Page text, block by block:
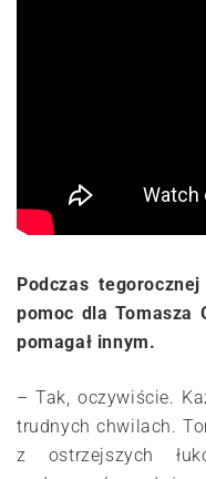
Podczas
pomoc dla Tomasza
pomagał innym.
– Tak, oczywiście.
trudnych chwilach.
z ostrzejszych